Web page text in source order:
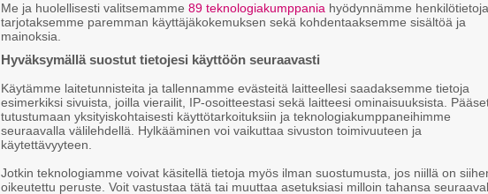
Illan
Bond-
kirje
perin
Me ja huolellisesti valitsemamme 89 teknologiakumppania hyödynnämme henkilötietoja
tarjotaksemme paremman käyttäjäkokemuksen sekä kohdentaaksemme sisältöä ja
mainoksia.
Hyväksymällä suostut tietojesi käyttöön seuraavasti
Käytämme laitetunnisteita ja tallennamme evästeitä laitteellesi saadaksemme tietoja
esimerkiksi sivuista, joilla vierailit, IP-osoitteestasi sekä laitteesi ominaisuuksista.
tutustumaan yksityiskohtaisesti käyttötarkoituksiin ja teknologiakumppaneihimme
seuraavalla välilehdellä. Hylkääminen voi vaikuttaa sivuston toimivuuteen ja
käytettävyyteen.
Jotkin teknologiamme voivat käsitellä tietoja myös ilman suostumusta, jos niillä on
oikeutettu peruste. Voit vastustaa tätä tai muuttaa asetuksiasi milloin tahansa